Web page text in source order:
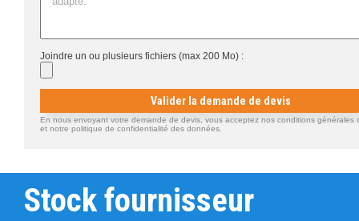
Joindre un ou plusieurs fichiers (max 200 Mo) :
Valider la demande de devis
En nous envoyant votre demande de devis, vous acceptez nos conditions générales
et notre politique de confidentialité des données.
Stock fournisseur